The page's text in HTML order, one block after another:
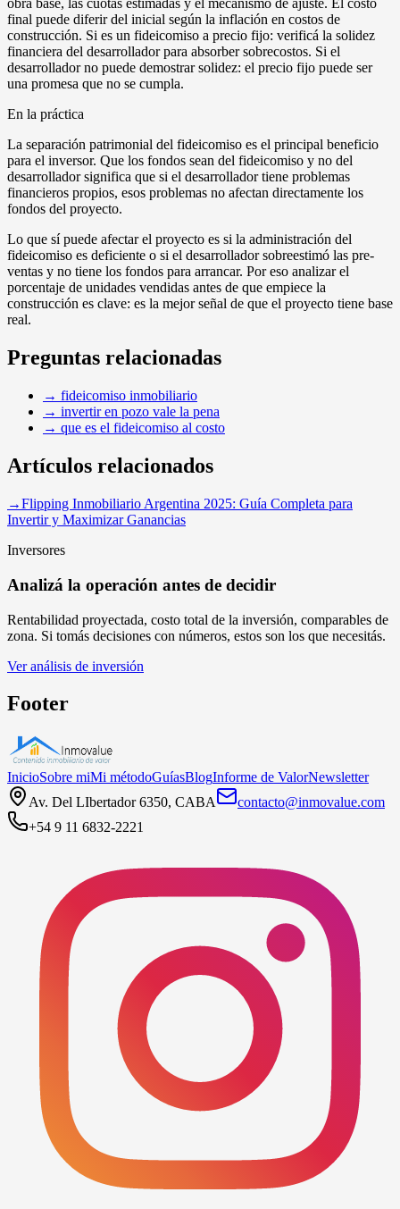
obra base, las cuotas estimadas y el mecanismo de ajuste. El costo
final puede diferir del inicial según la inflación en costos de
construcción. Si es un fideicomiso a precio fijo: verificá la solidez
financiera del desarrollador para absorber sobrecostos. Si el
desarrollador no puede demostrar solidez: el precio fijo puede ser
una promesa que no se cumpla.
En la práctica
La separación patrimonial del fideicomiso es el principal beneficio
para el inversor. Que los fondos sean del fideicomiso y no del
desarrollador significa que si el desarrollador tiene problemas
financieros propios, esos problemas no afectan directamente los
fondos del proyecto.
Lo que sí puede afectar el proyecto es si la administración del
fideicomiso es deficiente o si el desarrollador sobreestimó las pre-
ventas y no tiene los fondos para arrancar. Por eso analizar el
porcentaje de unidades vendidas antes de que empiece la
construcción es clave: es la mejor señal de que el proyecto tiene base
real.
Preguntas relacionadas
→ fideicomiso inmobiliario
→ invertir en pozo vale la pena
→ que es el fideicomiso al costo
Artículos relacionados
→Flipping Inmobiliario Argentina 2025: Guía Completa para
Invertir y Maximizar Ganancias
Inversores
Analizá la operación antes de decidir
Rentabilidad proyectada, costo total de la inversión, comparables de
zona. Si tomás decisiones con números, estos son los que necesitás.
Ver análisis de inversión
Footer
InicioSobre miMi métodoGuíasBlogInforme de ValorNewsletter
Av. Del LIbertador 6350, CABA
contacto@inmovalue.com
+54 9 11 6832-2221